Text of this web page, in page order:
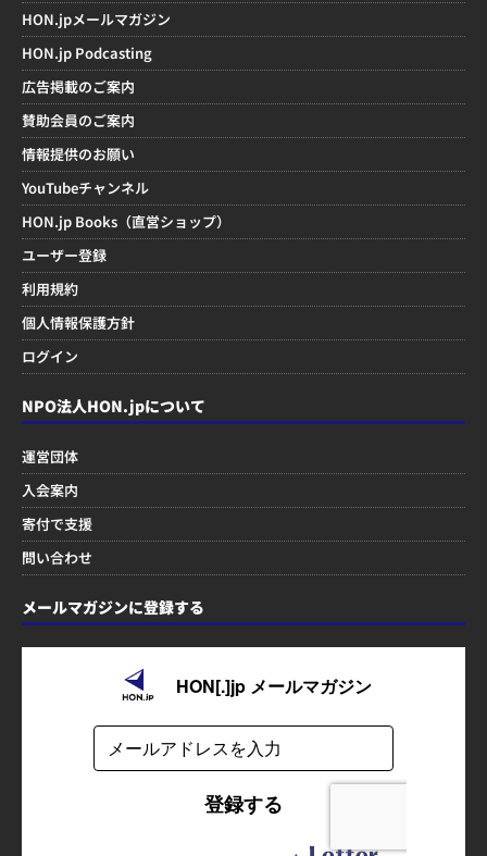
HON.jpメールマガジン
HON.jp Podcasting
広告掲載のご案内
賛助会員のご案内
情報提供のお願い
YouTubeチャンネル
HON.jp Books（直営ショップ）
ユーザー登録
利用規約
個人情報保護方針
ログイン
NPO法人HON.jpについて
運営団体
入会案内
寄付で支援
問い合わせ
メールマガジンに登録する